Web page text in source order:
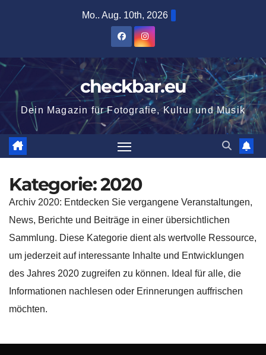
Mo.. Aug. 10th, 2026
checkbar.eu
Dein Magazin für Fotografie, Kultur und Musik
Kategorie:2020
Archiv 2020: Entdecken Sie vergangene Veranstaltungen,
News, Berichte und Beiträge in einer übersichtlichen
Sammlung. Diese Kategorie dient als wertvolle Ressource,
um jederzeit auf interessante Inhalte und Entwicklungen
des Jahres 2020 zugreifen zu können. Ideal für alle, die
Informationen nachlesen oder Erinnerungen auffrischen
möchten.